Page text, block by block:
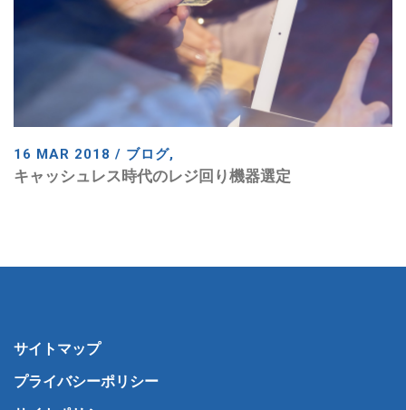
16 MAR 2018 / ブログ,
キャッシュレス時代のレジ回り機器選定
サイトマップ
プライバシーポリシー